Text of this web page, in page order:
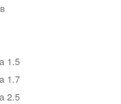
1.5
1.7
2.5